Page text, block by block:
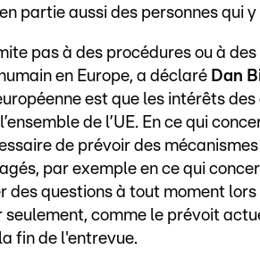
partie aussi des personnes qui
pas à des procédures ou à
en Europe, a déclaré Dan
est que les intérêts
de l’UE. En ce qui
de prévoir des
par exemple en ce qui
questions à tout moment lors
comme le prévoit
fin de l'entrevue.